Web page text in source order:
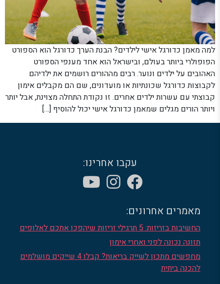
למה מאמן כדורגל אישי לילדים? הבנת הערך כדורגל הוא הספורט
הפופולרי ביותר בעולם, ובישראל הוא אחד מענפי הספורט
האהובים על ילדים ונוער. רבים מההורים רושמים את ילדיהם
לקבוצות כדורגל שכונתיות או מועדונים, שם הם מקבלים אימון
קבוצתי עם עשרות ילדים אחרים. זו נקודת התחלה מצוינת, אבל יותר
ויותר הורים מגלים שמאמן כדורגל אישי יכול להוסיף […]
עקבו אחרינו:
מאמרים אחרונים:
החשיבות בזריזות: 5 תרגילי זריזות שיהפכו אתכם לאלופים
תזונה נכונה לפני ואחרי אימון
מחפשים מתכון לשייק בריאות? קבלו 4 שייקים מושלמים
להכנה ביתית